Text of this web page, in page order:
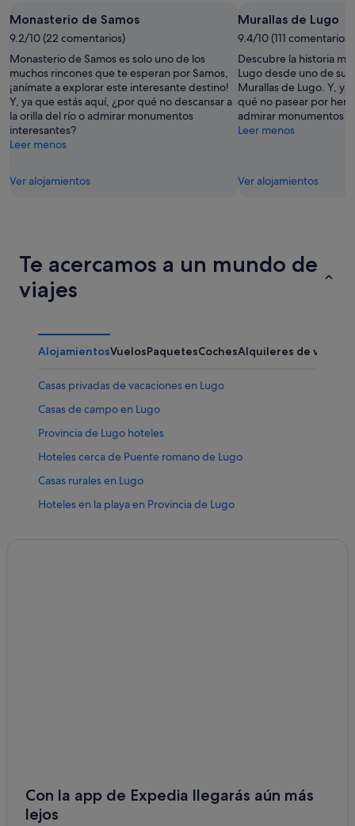
Monasterio de Samos
9.2/10 (22 comentarios)
Monasterio de Samos es solo uno de los
muchos rincones que te esperan por Samos,
¡anímate a explorar este interesante destino!
Y, ya que estás aquí, ¿por qué no descansar a
la orilla del río o admirar monumentos
interesantes?
Leer menos
Ver alojamientos
Murallas de Lugo
9.4/10 (111 comentarios)
Descubre la historia
Lugo desde uno de
Murallas de Lugo. Y,
qué no pasear por
admirar monumentos
Leer menos
Ver alojamientos
Te acercamos a un mundo de
viajes
AlojamientosVuelosPaquetesCochesAlquileres de
Casas privadas de vacaciones en Lugo
Casas de campo en Lugo
Provincia de Lugo hoteles
Hoteles cerca de Puente romano de Lugo
Casas rurales en Lugo
Hoteles en la playa en Provincia de Lugo
Hoteles cerca de Museo Domus del Mitreo
Hoteles cerca de Museo Casa dos Mosaicos
Con la app de Expedia llegarás aún más
lejos